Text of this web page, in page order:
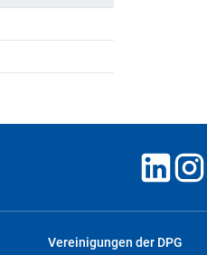
Vereinigungen der DPG